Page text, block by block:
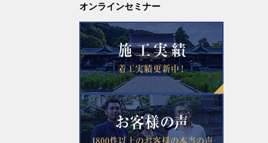
2022年10月
2022年8月
2022年5月
2022年3月
オンラインセミナー